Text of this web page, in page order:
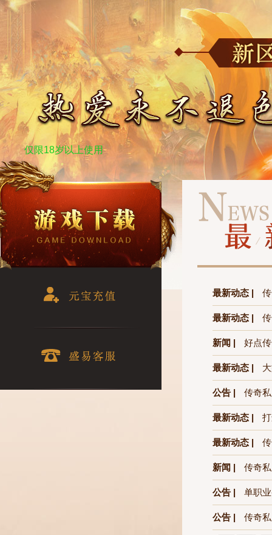
仅限18岁以上使用
最新动态 |
最新动态 |
新闻 | 好点
最新动态 |
公告 | 传奇
最新动态 |
最新动态 |
新闻 | 传奇
公告 | 单职
公告 | 传奇